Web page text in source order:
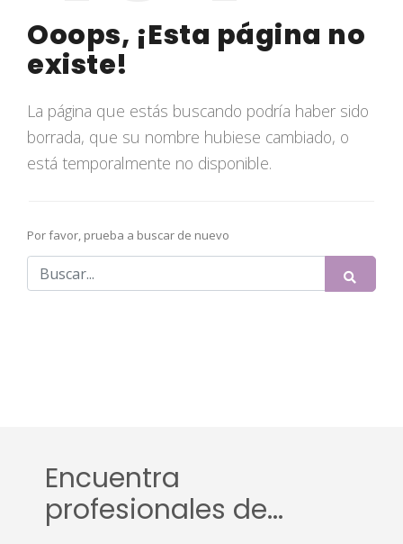
Ooops, ¡Esta página no
existe!
La página que estás buscando podría haber sido
borrada, que su nombre hubiese cambiado, o
está temporalmente no disponible.
Por favor, prueba a buscar de nuevo
Encuentra
profesionales de...